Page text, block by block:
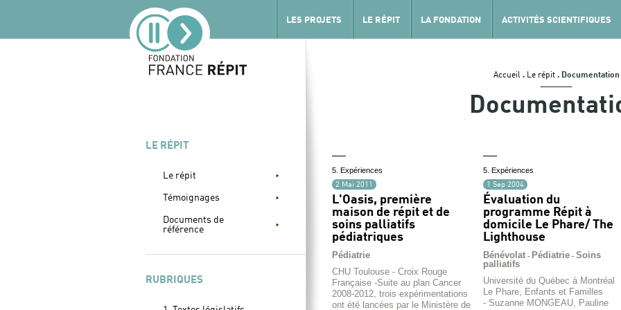
LES PROJETS LE RÉPIT LA FONDATION ACTIVITÉS SCIENTIFIQUES
LE RÉPIT
Le répit
Témoignages
Documents de
référence
RUBRIQUES
Accueil. Le répit. Documentation
5. Expériences
2 Mai 2011
L'Oasis, première
maison de répit et de
soins palliatifs
pédiatriques
Pédiatrie
CHU Toulouse - Croix Rouge
Française -Suite au plan Cancer
2008-2012, trois expérimentations
ont été lancées par le Ministère de
5. Expériences
1 Sep 2004
Évaluation du
programme Répit à
domicile Le Phare/ The
Lighthouse
Bénévolat- Pédiatrie- Soins
palliatifs
Université du Québec à Montréal
Le Phare, Enfants et Familles
- Suzanne MONGEAU, Pauline